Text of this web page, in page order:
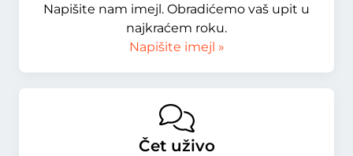
Napišite nam imejl. Obradićemo vaš upit u
najkraćem roku.
Napišite imejl »
Čet uživo